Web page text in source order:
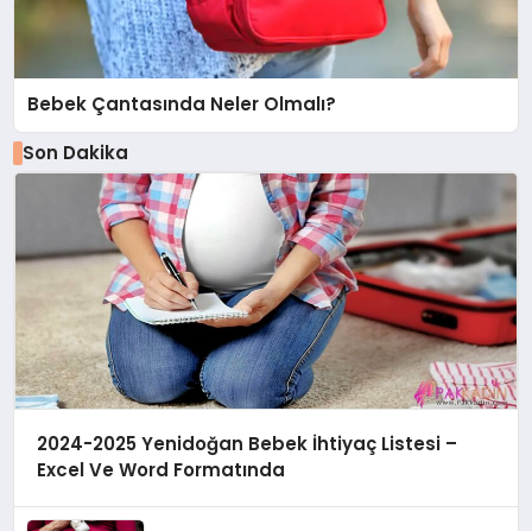
Bebek Çantasında Neler Olmalı?
Son Dakika
2024-2025 Yenidoğan Bebek İhtiyaç Listesi –
Excel Ve Word Formatında